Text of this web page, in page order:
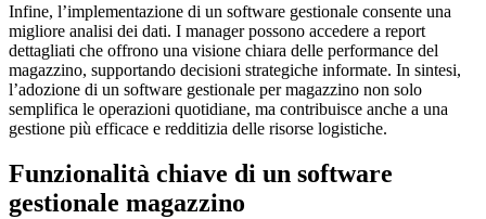
Infine, l’implementazione di un software gestionale consente una
migliore analisi dei dati. I manager possono accedere a report
dettagliati che offrono una visione chiara delle performance del
magazzino, supportando decisioni strategiche informate. In sintesi,
l’adozione di un software gestionale per magazzino non solo
semplifica le operazioni quotidiane, ma contribuisce anche a una
gestione più efficace e redditizia delle risorse logistiche.
Funzionalità chiave di un software
gestionale magazzino